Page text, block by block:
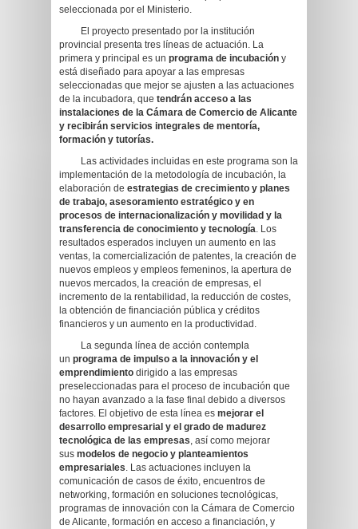
seleccionada por el Ministerio.
El proyecto presentado por la institución
provincial presenta tres líneas de actuación. La
primera y principal es un programa de incubación y
está diseñado para apoyar a las empresas
seleccionadas que mejor se ajusten a las actuaciones
de la incubadora, que tendrán acceso a las
instalaciones de la Cámara de Comercio de Alicante
y recibirán servicios integrales de mentoría,
formación y tutorías.
Las actividades incluidas en este programa son la
implementación de la metodología de incubación, la
elaboración de estrategias de crecimiento y planes
de trabajo, asesoramiento estratégico y en
procesos de internacionalización y movilidad y la
transferencia de conocimiento y tecnología. Los
resultados esperados incluyen un aumento en las
ventas, la comercialización de patentes, la creación de
nuevos empleos y empleos femeninos, la apertura de
nuevos mercados, la creación de empresas, el
incremento de la rentabilidad, la reducción de costes,
la obtención de financiación pública y créditos
financieros y un aumento en la productividad.
La segunda línea de acción contempla
un programa de impulso a la innovación y el
emprendimiento dirigido a las empresas
preseleccionadas para el proceso de incubación que
no hayan avanzado a la fase final debido a diversos
factores. El objetivo de esta línea es mejorar el
desarrollo empresarial y el grado de madurez
tecnológica de las empresas, así como mejorar
sus modelos de negocio y planteamientos
empresariales. Las actuaciones incluyen la
comunicación de casos de éxito, encuentros de
networking, formación en soluciones tecnológicas,
programas de innovación con la Cámara de Comercio
de Alicante, formación en acceso a financiación, y